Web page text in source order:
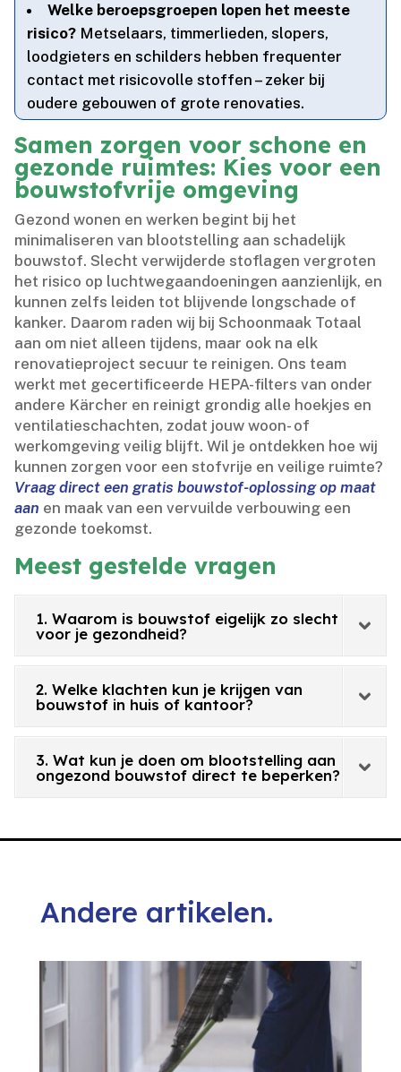
Welke beroepsgroepen lopen het meeste
risico? Metselaars, timmerlieden, slopers,
loodgieters en schilders hebben frequenter
contact met risicovolle stoffen – zeker bij
oudere gebouwen of grote renovaties.​
Samen zorgen voor schone en
gezonde ruimtes: Kies voor een
bouwstofvrije omgeving
Gezond wonen en werken begint bij het
minimaliseren van blootstelling aan schadelijk
bouwstof.​ Slecht verwijderde stoflagen vergroten
het risico op luchtwegaandoeningen aanzienlijk, en
kunnen zelfs leiden tot blijvende longschade of
kanker.​ Daarom raden wij bij Schoonmaak Totaal
aan om niet alleen tijdens, maar ook na elk
renovatieproject secuur te reinigen.​ Ons team
werkt met gecertificeerde HEPA-filters van onder
andere Kärcher en reinigt grondig alle hoekjes en
ventilatieschachten, zodat jouw woon- of
werkomgeving veilig blijft.​ Wil je ontdekken hoe wij
kunnen zorgen voor een stofvrije en veilige ruimte?
Vraag direct een gratis bouwstof-oplossing op maat
aan en maak van een vervuilde verbouwing een
gezonde toekomst.​
Meest gestelde vragen
1. Waarom is bouwstof eigelijk zo slecht
voor je gezondheid?
2. Welke klachten kun je krijgen van
bouwstof in huis of kantoor?
3. Wat kun je doen om blootstelling aan
ongezond bouwstof direct te beperken?
Andere artikelen.